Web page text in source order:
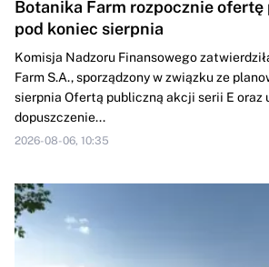
Botanika Farm rozpocznie
pod koniec sierpnia
Komisja Nadzoru Finansowego
Farm S.A., sporządzony w związku ze
sierpnia Ofertą publiczną akcji serii E oraz
dopuszczenie...
2026-08-06, 10:35